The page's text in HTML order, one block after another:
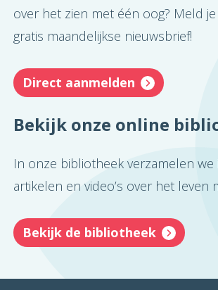
over het zien met één oog? Meld
gratis maandelijkse nieuwsbrief!
Direct aanmelden
Bekijk onze online
In onze bibliotheek verzamelen we
artikelen en video’s over het leven
Bekijk de bibliotheek